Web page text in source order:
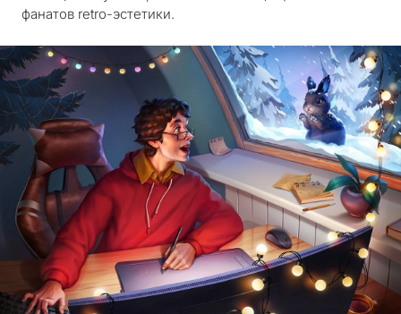
фанатов retro-эстетики.